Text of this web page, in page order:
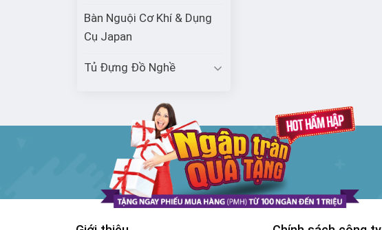
Bàn Nguội Cơ Khí & Dụng
Cụ Japan
Tủ Đựng Đồ Nghề